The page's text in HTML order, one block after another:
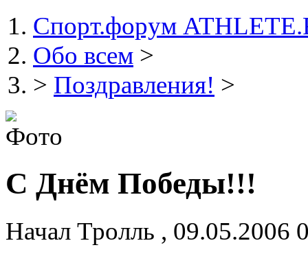
Спорт.форум
Обо всем >
> Поздравления! >
С Днём Победы!!!
Начал Тролль , 09.05.2006